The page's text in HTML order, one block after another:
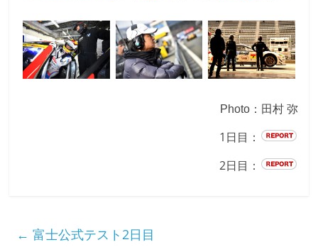
Photo：田村 弥
1日目：
2日目：
← 富士公式テスト2日目